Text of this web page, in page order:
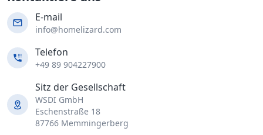
E-mail
info@homelizard.com
Telefon
+49 89 904227900
Sitz der Gesellschaft
WSDI GmbH
Eschenstraße 18
87766 Memmingerberg